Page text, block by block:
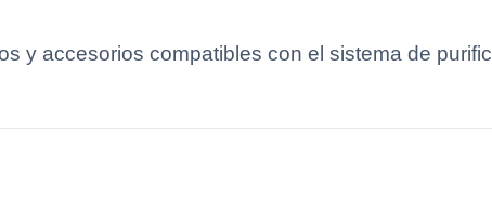
y accesorios compatibles con el sistema de